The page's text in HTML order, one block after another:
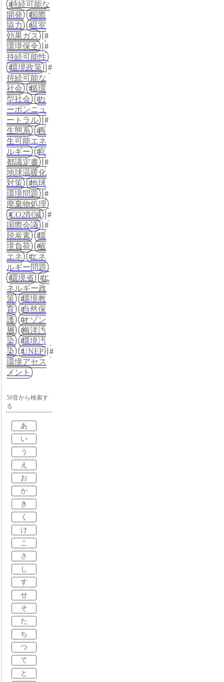
持続可能な
開発
国際
協力
温室
効果ガス
環境保全
持続可能性
環境政策
持続可能な
社会
循環
型社会
カ
ーボンニュ
ートラル
生態系
再
生可能エネ
ルギー
京
都議定書
地球温暖化
対策
地球
環境問題
廃棄物処理
CO2削減
国際会議
脱炭素
環
境負荷
省
エネ
エネ
ルギー問題
環境省
エ
ネルギー政
策
環境教
育
自然保
護
オゾン
層
海洋汚
染
環境汚
染
UNEP
環境アセス
メント
50音から検索す
る
あ
い
う
え
お
か
き
く
け
こ
さ
し
す
せ
そ
た
ち
つ
て
と